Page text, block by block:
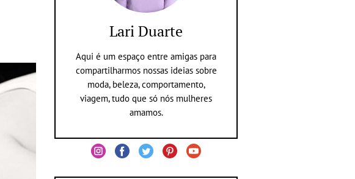
Lari Duarte
Aqui é um espaço entre amigas para
compartilharmos nossas ideias sobre
moda, beleza, comportamento,
viagem, tudo que só nós mulheres
amamos.